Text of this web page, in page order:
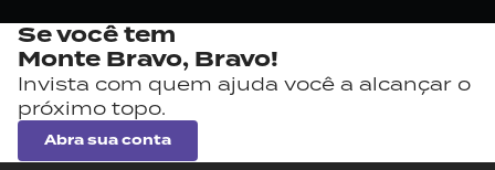
Se você tem
Monte Bravo, Bravo!
Invista com quem ajuda você a alcançar o
próximo topo.
Abra sua conta